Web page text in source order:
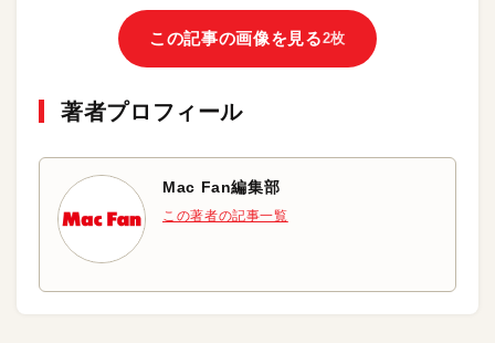
この記事の画像を見る2枚
著者プロフィール
Mac Fan編集部
この著者の記事一覧